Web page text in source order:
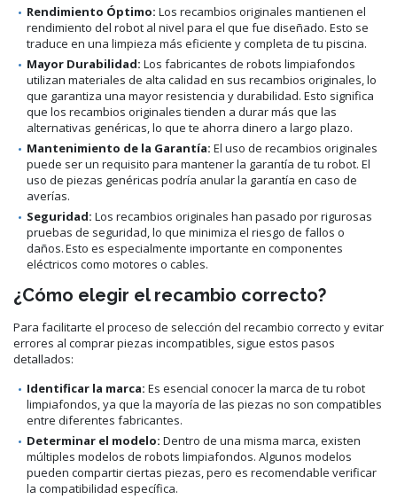
Rendimiento Óptimo: Los recambios originales mantienen el
rendimiento del robot al nivel para el que fue diseñado. Esto se
traduce en una limpieza más eficiente y completa de tu piscina.
Mayor Durabilidad: Los fabricantes de robots limpiafondos
utilizan materiales de alta calidad en sus recambios originales, lo
que garantiza una mayor resistencia y durabilidad. Esto significa
que los recambios originales tienden a durar más que las
alternativas genéricas, lo que te ahorra dinero a largo plazo.
Mantenimiento de la Garantía: El uso de recambios originales
puede ser un requisito para mantener la garantía de tu robot. El
uso de piezas genéricas podría anular la garantía en caso de
averías.
Seguridad: Los recambios originales han pasado por rigurosas
pruebas de seguridad, lo que minimiza el riesgo de fallos o
daños. Esto es especialmente importante en componentes
eléctricos como motores o cables.
¿Cómo elegir el recambio correcto?
Para facilitarte el proceso de selección del recambio correcto y evitar
errores al comprar piezas incompatibles, sigue estos pasos
detallados:
Identificar la marca: Es esencial conocer la marca de tu robot
limpiafondos, ya que la mayoría de las piezas no son compatibles
entre diferentes fabricantes.
Determinar el modelo: Dentro de una misma marca, existen
múltiples modelos de robots limpiafondos. Algunos modelos
pueden compartir ciertas piezas, pero es recomendable verificar
la compatibilidad específica.